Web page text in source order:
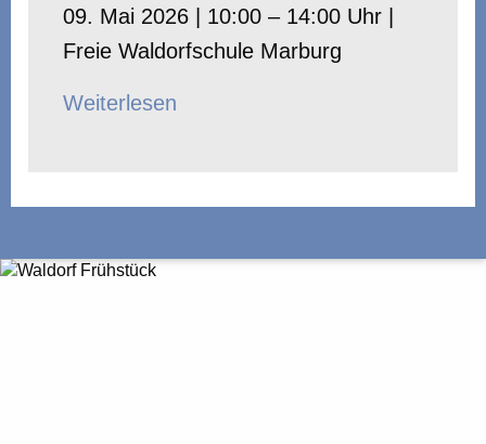
09. Mai 2026 | 10:00 – 14:00 Uhr |
Freie Waldorfschule Marburg
Weiterlesen